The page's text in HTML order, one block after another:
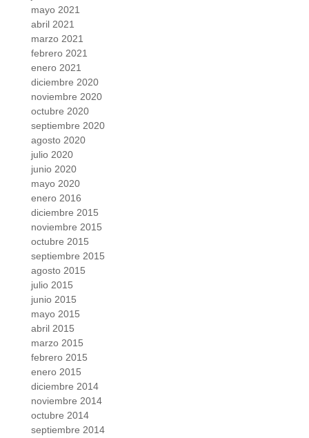
mayo 2021
abril 2021
marzo 2021
febrero 2021
enero 2021
diciembre 2020
noviembre 2020
octubre 2020
septiembre 2020
agosto 2020
julio 2020
junio 2020
mayo 2020
enero 2016
diciembre 2015
noviembre 2015
octubre 2015
septiembre 2015
agosto 2015
julio 2015
junio 2015
mayo 2015
abril 2015
marzo 2015
febrero 2015
enero 2015
diciembre 2014
noviembre 2014
octubre 2014
septiembre 2014